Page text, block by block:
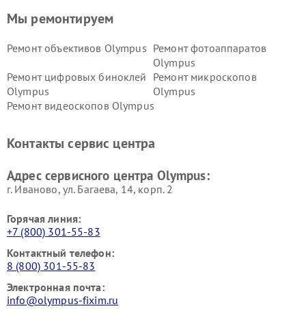
Мы ремонтируем
Ремонт объективов Olympus Ремонт фотоаппаратов
Olympus
Ремонт цифровых биноклей
Olympus
Ремонт микроскопов
Olympus
Ремонт видеоскопов Olympus
Контакты сервис центра
Адрес сервисного центра Olympus:
г. Иваново, ул. Багаева, 14, корп. 2
Горячая линия:
+7 (800) 301-55-83
Контактный телефон:
8 (800) 301-55-83
Электронная почта:
info@olympus-fixim.ru